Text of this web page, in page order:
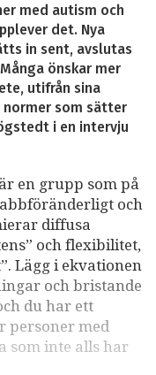
med autism och
det. Nya
in sent, avslutas
önskar mer
utifrån sina
som sätter
i en intervju
en grupp som på
och
diffusa
och flexibilitet,
Lägg i ekvationen
och bristande
du har ett
personer med
som inte alls har